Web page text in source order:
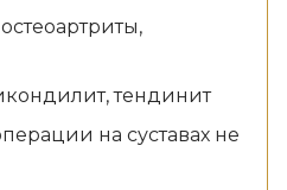
тендинит
на суставах не